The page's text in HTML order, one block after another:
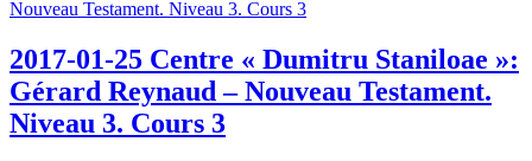
2017-01-25 Centre « Dumitru Staniloae »:
Gérard Reynaud – Nouveau Testament.
Niveau 3. Cours 3